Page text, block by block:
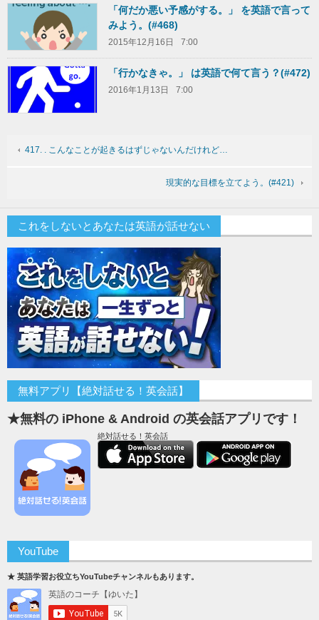
「何だか悪い予感がする。」 を英語で言って
みよう。(#468)
2015年12月16日 7:00
「行かなきゃ。」 は英語で何て言う？(#472)
2016年1月13日 7:00
417. . こんなことが起きるはずじゃないんだけれど…
現実的な目標を立てよう。(#421)
これをしないとあなたは英語が話せない
無料アプリ【絶対話せる！英会話】
★無料の iPhone & Android の英会話アプリです！
絶対話せる！英会話
YouTube
★ 英語学習お役立ちYouTubeチャンネルもあります。